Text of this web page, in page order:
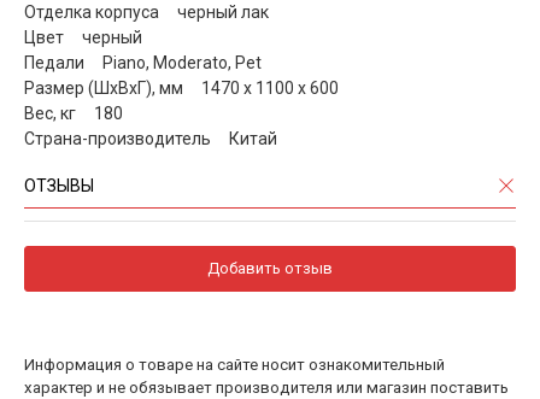
Отделка корпуса черный лак
Цвет черный
Педали Piano, Moderato, Pet
Размер (ШxВxГ), мм 1470 х 1100 х 600
Вес, кг 180
Страна-производитель Китай
ОТЗЫВЫ
Добавить отзыв
Информация о товаре на сайте носит ознакомительный
характер и не обязывает производителя или магазин поставить